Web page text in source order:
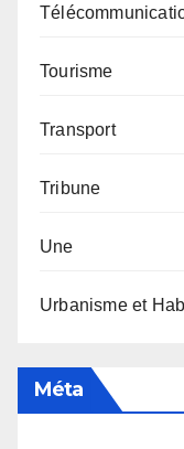
Tourisme
Transport
Tribune
Une
Urbanisme et
Méta